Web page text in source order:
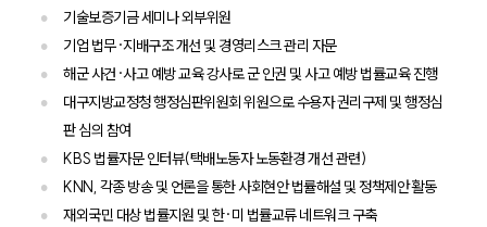
소식/자료
언론보도
법률 블로그
법률서식
뉴스레터/브로슈어
세미나
기술보증기금 세미나 외부위원
기업 법무·지배구조 개선 및 경영리스크 관리 자문
해군 사건·사고 예방 교육 강사로 군 인권 및 사고 예방 법률교육 진행
대구지방교정청 행정심판위원회 위원으로 수용자 권리구제 및 행정심
판 심의 참여
KBS 법률자문 인터뷰(택배노동자 노동환경 개선 관련)
KNN, 각종 방송 및 언론을 통한 사회현안 법률해설 및 정책제안 활동
재외국민 대상 법률지원 및 한·미 법률교류 네트워크 구축